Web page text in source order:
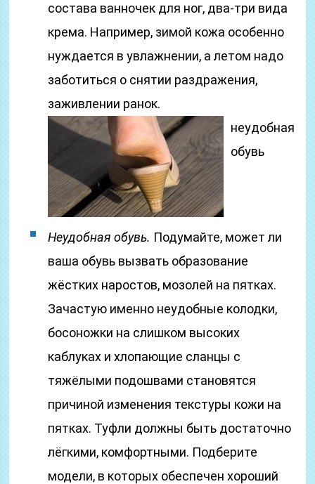
состава ванночек для ног, два-три вида
крема. Например, зимой кожа особенно
нуждается в увлажнении, а летом надо
заботиться о снятии раздражения,
заживлении ранок.
неудобная
обувь
Неудобная обувь. Подумайте, может ли
ваша обувь вызвать образование
жёстких наростов, мозолей на пятках.
Зачастую именно неудобные колодки,
босоножки на слишком высоких
каблуках и хлопающие сланцы с
тяжёлыми подошвами становятся
причиной изменения текстуры кожи на
пятках. Туфли должны быть достаточно
лёгкими, комфортными. Подберите
модели, в которых обеспечен хороший